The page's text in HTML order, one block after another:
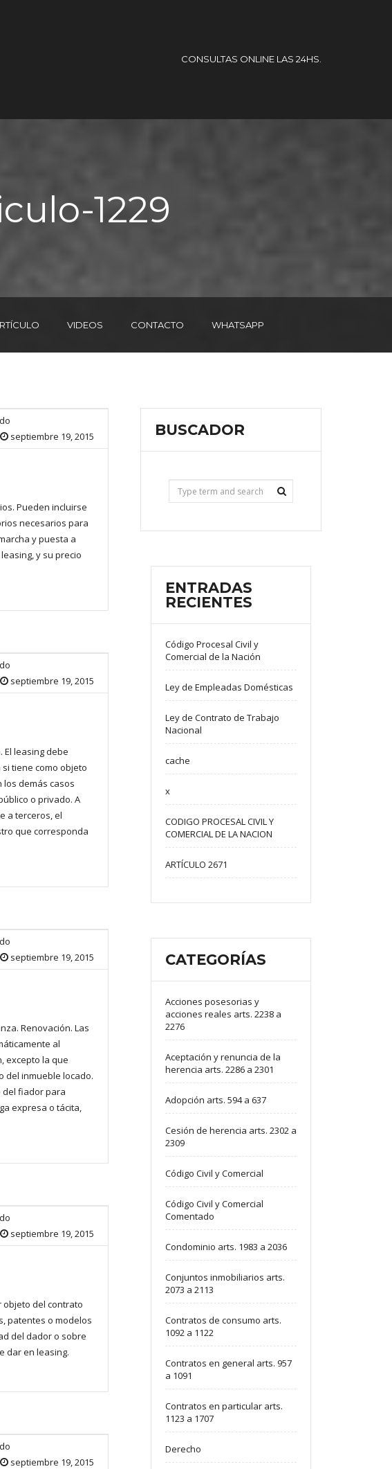
CONSULTAS ONLINE LAS 24HS.
1229
VIDEOS CONTACTO WHATSAPP
septiembre 19, 2015
Pueden incluirse
necesarios para
y puesta a
y su precio
septiembre 19, 2015
El leasing debe
tiene como objeto
los demás casos
o privado. A
a terceros, el
que corresponda
septiembre 19, 2015
Renovación. Las
al
excepto la que
del inmueble locado.
del fiador para
expresa o tácita,
septiembre 19, 2015
objeto del contrato
patentes o modelos
del dador o sobre
dar en leasing.
septiembre 19, 2015
BUSCADOR
ENTRADAS
RECIENTES
Código Procesal Civil y
Comercial de la Nación
Ley de Empleadas Domésticas
Ley de Contrato de Trabajo
Nacional
cache
x
CODIGO PROCESAL CIVIL Y
COMERCIAL DE LA NACION
ARTÍCULO 2671
CATEGORÍAS
Acciones posesorias y
acciones reales arts. 2238 a
2276
Aceptación y renuncia de la
herencia arts. 2286 a 2301
Adopción arts. 594 a 637
Cesión de herencia arts. 2302 a
2309
Código Civil y Comercial
Código Civil y Comercial
Comentado
Condominio arts. 1983 a 2036
Conjuntos inmobiliarios arts.
2073 a 2113
Contratos de consumo arts.
1092 a 1122
Contratos en general arts. 957
a 1091
Contratos en particular arts.
1123 a 1707
Derecho